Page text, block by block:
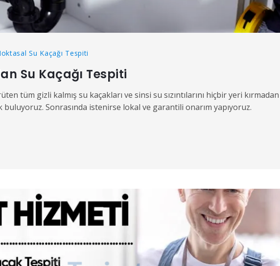
Su Kaçağı Tespiti
Su Kaçağı Tespiti
tüm gizli kalmış su kaçakları ve sinsi su sızıntılarını hiçbir yeri kırmadan
Sonrasında istenirse lokal ve garantili onarım yapıyoruz.